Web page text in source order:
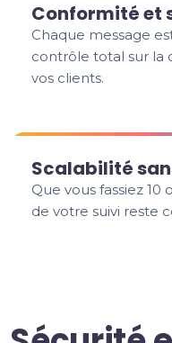
Conformité et
Chaque message
contrôle total sur la
vos clients.
Scalabilité
Que vous fassiez 10
de votre suivi reste